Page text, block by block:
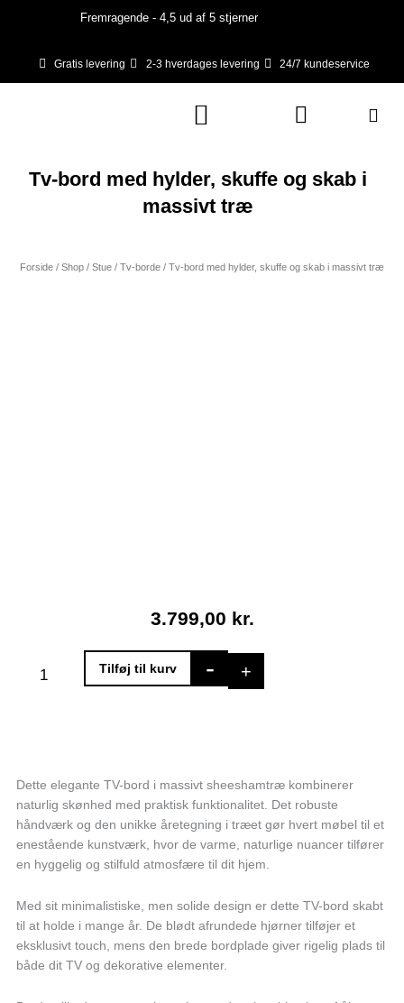
Fremragende - 4,5 ud af 5 stjerner
Gratis levering 2-3 hverdages levering 24/7 kundeservice
Kurv
Tv-bord med hylder, skuffe og skab i
massivt træ
Forside / Shop / Stue / Tv-borde / Tv-bord med hylder, skuffe og skab i massivt træ
3.799,00 kr.
-
bord
skab
massivt
antal
+
Tilføj til kurv
Dette elegante TV-bord i massivt sheeshamtræ kombinerer
naturlig skønhed med praktisk funktionalitet. Det robuste
håndværk og den unikke åretegning i træet gør hvert møbel til et
enestående kunstværk, hvor de varme, naturlige nuancer tilfører
en hyggelig og stilfuld atmosfære til dit hjem.
Med sit minimalistiske, men solide design er dette TV-bord skabt
til at holde i mange år. De blødt afrundede hjørner tilføjer et
eksklusivt touch, mens den brede bordplade giver rigelig plads til
både dit TV og dekorative elementer.